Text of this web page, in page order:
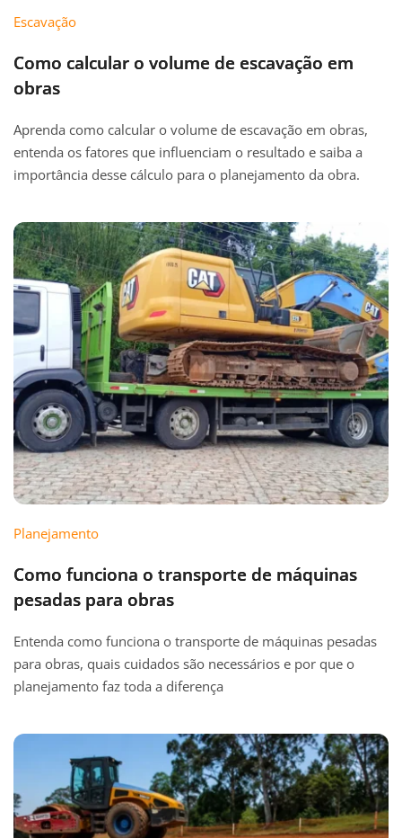
Escavação
Como calcular o volume de escavação em
obras
Aprenda como calcular o volume de escavação em obras,
entenda os fatores que influenciam o resultado e saiba a
importância desse cálculo para o planejamento da obra.
Planejamento
Como funciona o transporte de máquinas
pesadas para obras
Entenda como funciona o transporte de máquinas pesadas
para obras, quais cuidados são necessários e por que o
planejamento faz toda a diferença